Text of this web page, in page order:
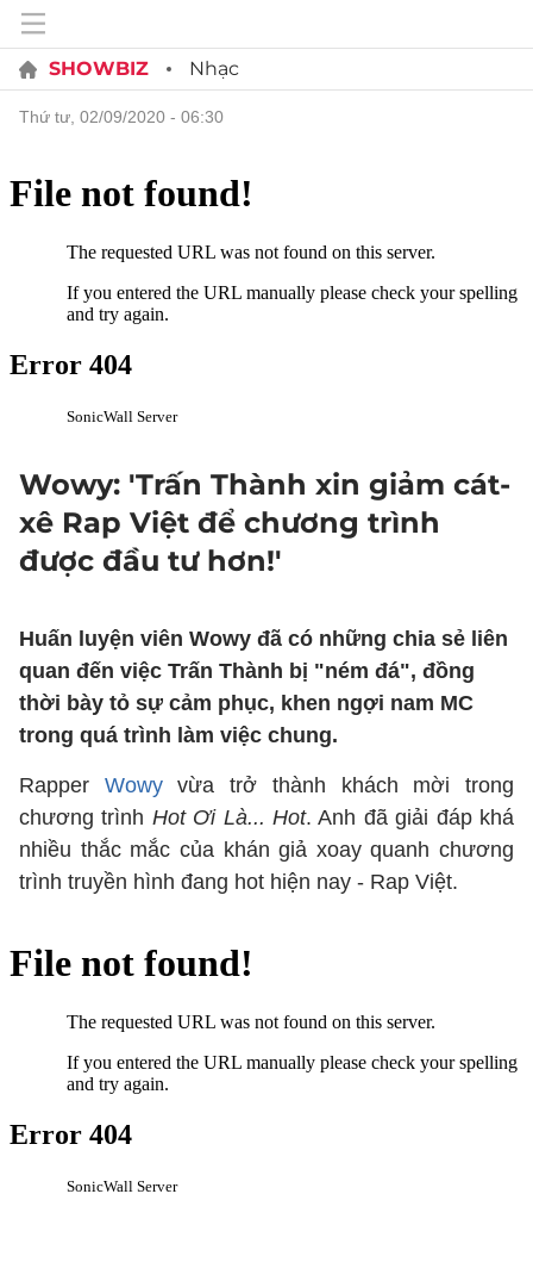
SHOWBIZ Nhạc
thứ tư, 02/09/2020 - 06:30
Wowy: 'Trấn Thành xin giảm cát-
xê Rap Việt để chương trình
được đầu tư hơn!'
Huấn luyện viên Wowy đã có những chia sẻ liên
quan đến việc Trấn Thành bị "ném đá", đồng
thời bày tỏ sự cảm phục, khen ngợi nam MC
trong quá trình làm việc chung.
Rapper Wowyvừa trở thành khách mời trong
chương trình Hot Ơi Là... Hot. Anh đã giải đáp khá
nhiều thắc mắc của khán giả xoay quanh chương
trình truyền hình đang hot hiện nay - Rap Việt.